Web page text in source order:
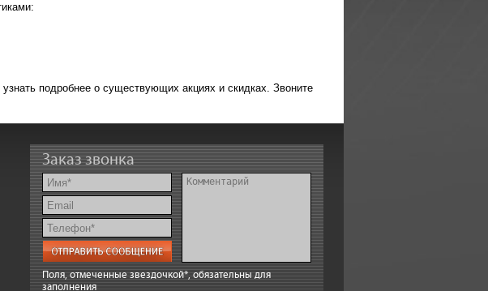
подробнее о существующих акциях и скидках. Звоните
Заказ звонка
Поля, отмеченные звездочкой*, обязательны для
заполнения